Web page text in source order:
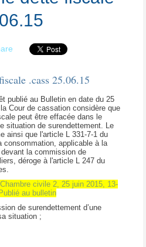
.cass 25.06.15
publié au Bulletin en date du 25
Cour de cassation considère que
peut être effacée dans le
situation de surendettement. Le
ainsi que l'article L 331-7-1 du
consommation, applicable à la
la commission de
déroge à l'article L 247 du
civile 2, 25 juin 2015, 13-
au bulletin
de surendettement d’une
situation ;